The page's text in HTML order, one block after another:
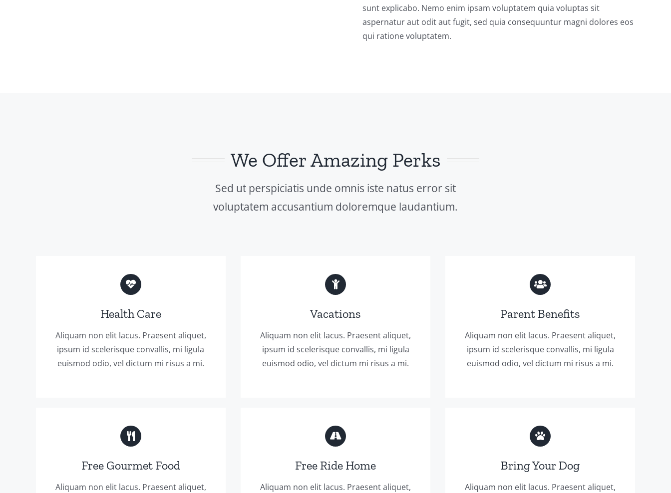
sunt explicabo. Nemo enim ipsam voluptatem quia voluptas sit
aspernatur aut odit aut fugit, sed quia consequuntur magni dolores eos
qui ratione voluptatem.
We Offer Amazing Perks
Sed ut perspiciatis unde omnis iste natus error sit
voluptatem accusantium doloremque laudantium.
Health Care
Aliquam non elit lacus. Praesent aliquet,
ipsum id scelerisque convallis, mi ligula
euismod odio, vel dictum mi risus a mi.
Vacations
Aliquam non elit lacus. Praesent aliquet,
ipsum id scelerisque convallis, mi ligula
euismod odio, vel dictum mi risus a mi.
Parent Benefits
Aliquam non elit lacus. Praesent aliquet,
ipsum id scelerisque convallis, mi ligula
euismod odio, vel dictum mi risus a mi.
Free Gourmet Food
Aliquam non elit lacus. Praesent aliquet,
Free Ride Home
Aliquam non elit lacus. Praesent aliquet,
Bring Your Dog
Aliquam non elit lacus. Praesent aliquet,